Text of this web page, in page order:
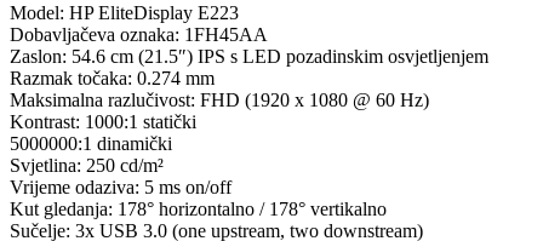
Model: HP EliteDisplay E223
Dobavljačeva oznaka: 1FH45AA
Zaslon: 54.6 cm (21.5″) IPS s LED pozadinskim osvjetljenjem
Razmak točaka: 0.274 mm
Maksimalna razlučivost: FHD (1920 x 1080 @ 60 Hz)
Kontrast: 1000:1 statički
5000000:1 dinamički
Svjetlina: 250 cd/m²
Vrijeme odaziva: 5 ms on/off
Kut gledanja: 178° horizontalno / 178° vertikalno
Sučelje: 3x USB 3.0 (one upstream, two downstream)